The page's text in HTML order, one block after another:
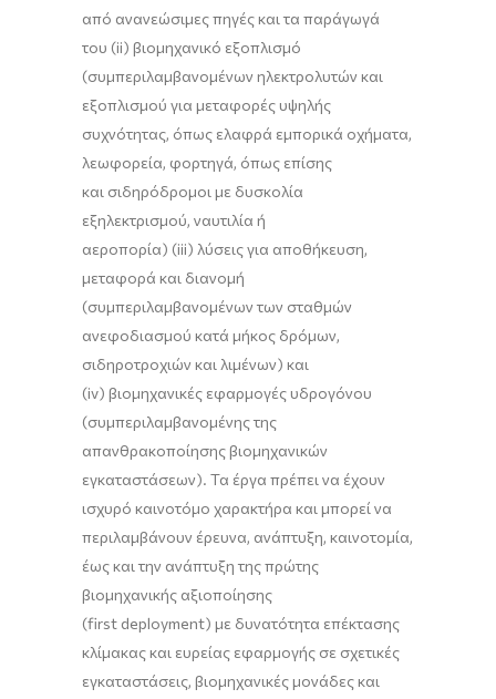
από ανανεώσιμες πηγές και τα παράγωγά
του (ii) βιομηχανικό εξοπλισμό
(συμπεριλαμβανομένων ηλεκτρολυτών και
εξοπλισμού για μεταφορές υψηλής
συχνότητας, όπως ελαφρά εμπορικά οχήματα,
λεωφορεία, φορτηγά, όπως επίσης
και σιδηρόδρομοι με δυσκολία
εξηλεκτρισμού, ναυτιλία ή
αεροπορία) (iii) λύσεις για αποθήκευση,
μεταφορά και διανομή
(συμπεριλαμβανομένων των σταθμών
ανεφοδιασμού κατά μήκος δρόμων,
σιδηροτροχιών και λιμένων) και
(iv) βιομηχανικές εφαρμογές υδρογόνου
(συμπεριλαμβανομένης της
απανθρακοποίησης βιομηχανικών
εγκαταστάσεων). Τα έργα πρέπει να έχουν
ισχυρό καινοτόμο χαρακτήρα και μπορεί να
περιλαμβάνουν έρευνα, ανάπτυξη, καινοτομία,
έως και την ανάπτυξη της πρώτης
βιομηχανικής αξιοποίησης
(first deployment) με δυνατότητα επέκτασης
κλίμακας και ευρείας εφαρμογής σε σχετικές
εγκαταστάσεις, βιομηχανικές μονάδες και